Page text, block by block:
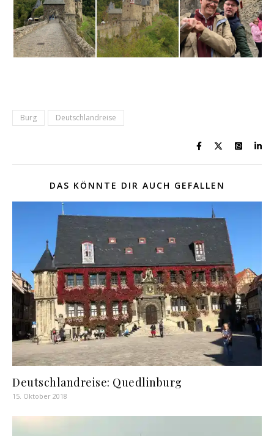
Burg Deutschlandreise
DAS KÖNNTE DIR AUCH GEFALLEN
Deutschlandreise: Quedlinburg
15. Oktober 2018